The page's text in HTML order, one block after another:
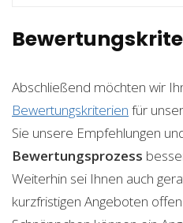
Abschließend möchten wir
Bewertungskriterien für
Sie unsere Empfehlungen
Bewertungsprozess
Weiterhin sei Ihnen auch
kurzfristigen Angeboten